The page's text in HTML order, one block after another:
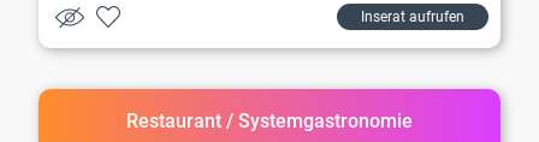
Inserat aufrufen
Restaurant / Systemgastronomie